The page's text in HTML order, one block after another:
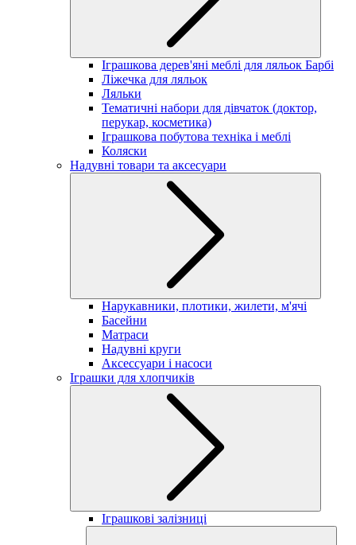
Іграшкова дерев'яні меблі для ляльок Барбі
Ліжечка для ляльок
Ляльки
Тематичні набори для дівчаток (доктор,
перукар, косметика)
Іграшкова побутова техніка і меблі
Коляски
Надувні товари та аксесуари
Нарукавники, плотики, жилети, м'ячі
Басейни
Матраси
Надувні круги
Аксессуари і насоси
Іграшки для хлопчиків
Іграшкові залізниці